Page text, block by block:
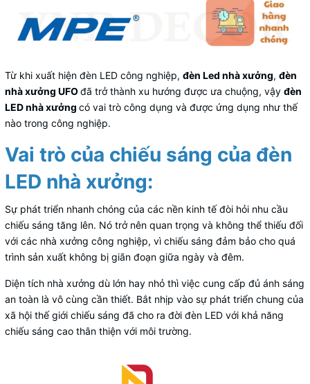
Từ khi xuất hiện đèn LED công nghiệp, đèn Led nhà xưởng, đèn
nhà xưởng UFOđã trở thành xu hướng được ưa chuộng, vậy đèn
LED nhà xưởng có vai trò công dụng và được ứng dụng như thế
nào trong công nghiệp.
Vai trò của chiếu sáng của đèn
LED nhà xưởng:
Sự phát triển nhanh chóng của các nền kinh tế đòi hỏi nhu cầu
chiếu sáng tăng lên. Nó trở nên quan trọng và không thể thiếu đối
với các nhà xưởng công nghiệp, vì chiếu sáng đảm bảo cho quá
trình sản xuất không bị giãn đoạn giữa ngày và đêm.
Diện tích nhà xưởng dù lớn hay nhỏ thì việc cung cấp đủ ánh sáng
an toàn là vô cùng cần thiết. Bắt nhịp vào sự phát triển chung của
xã hội thế giới chiếu sáng đã cho ra đời đèn LED với khả năng
chiếu sáng cao thân thiện với môi trường.